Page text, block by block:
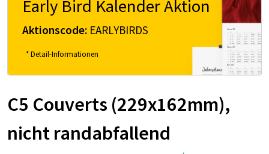
Early Bird Kalender Aktion
Aktionscode: EARLYBIRDS
* Detail-Informationen
C5 Couverts (229x162mm),
nicht randabfallend